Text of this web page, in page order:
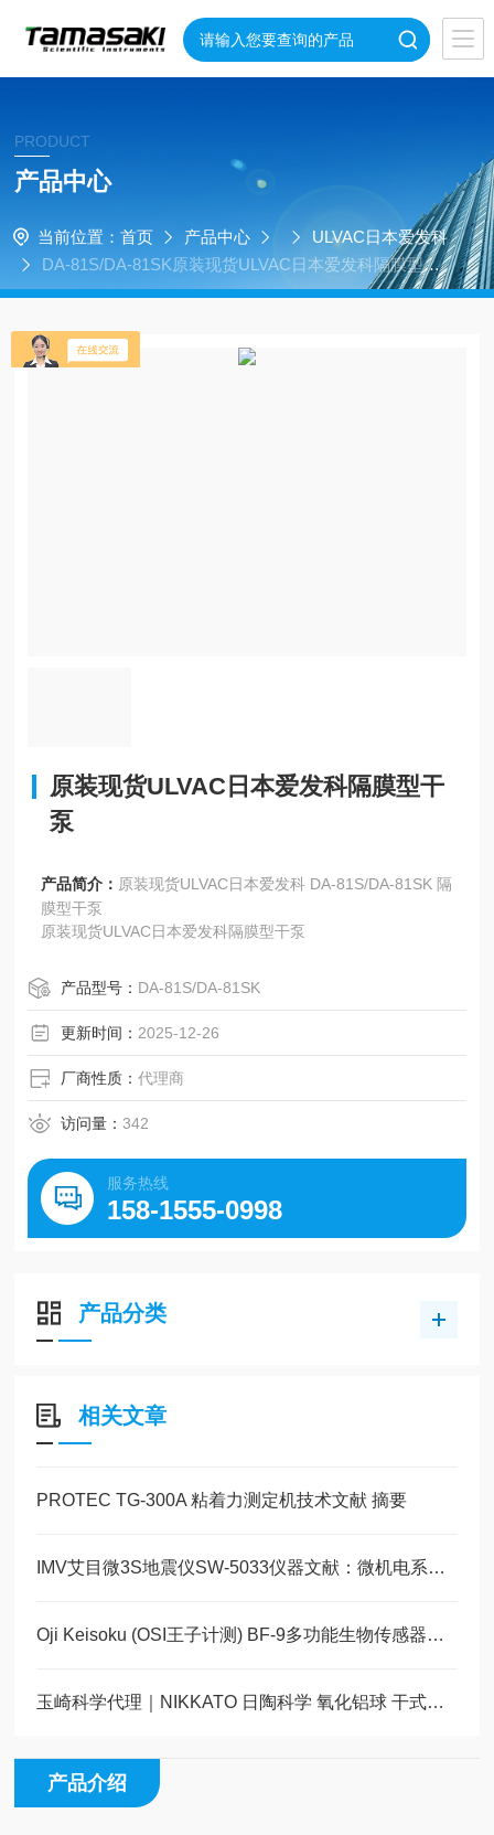
PRODUCT
产品中心
当前位置： 首页 产品中心
ULVAC日本爱发科
DA-81S/DA-81SK原装现货ULVAC日本爱发科隔膜型干
泵
原装现货ULVAC日本爱发科隔膜型干
泵
产品简介： 原装现货ULVAC日本爱发科 DA-81S/DA-81SK 隔
膜型干泵
原装现货ULVAC日本爱发科隔膜型干泵
产品型号： DA-81S/DA-81SK
更新时间： 2025-12-26
厂商性质：代理商
访问量：342
服务热线
158-1555-0998
产品分类
相关文章
PROTEC TG-300A 粘着力测定机技术文献 摘要
IMV艾目微3S地震仪SW-5033仪器文献：微机电系统技术在结构健康监测中的应用
Oji Keisoku (OSI王子计测) BF-9多功能生物传感器：专业仪器应用与介绍
玉崎科学代理｜NIKKATO 日陶科学 氧化铝球 干式级 HD‑2（Al₂O₃ 92%）
产品介绍